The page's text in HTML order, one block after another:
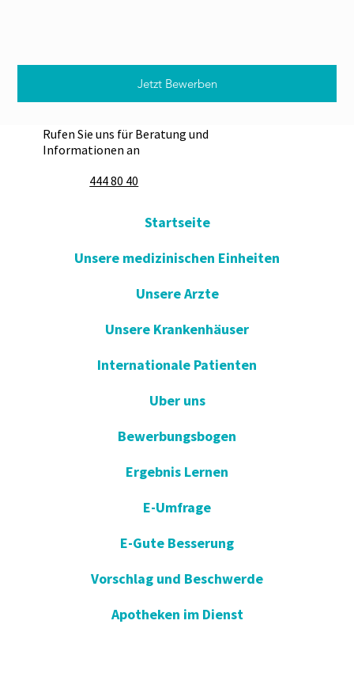
Jetzt Bewerben
Rufen Sie uns für Beratung und
Informationen an
444 80 40
Startseite
Unsere medizinischen Einheiten
Unsere Arzte
Unsere Krankenhäuser
Internationale Patienten
Uber uns
Bewerbungsbogen
Ergebnis Lernen
E-Umfrage
E-Gute Besserung
Vorschlag und Beschwerde
Apotheken im Dienst